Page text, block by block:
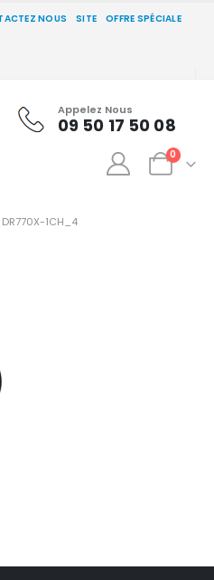
NOUS SITE OFFRE SPÉCIALE
Appelez Nous
09 50 17 50 08
0
DR770X-1CH_4